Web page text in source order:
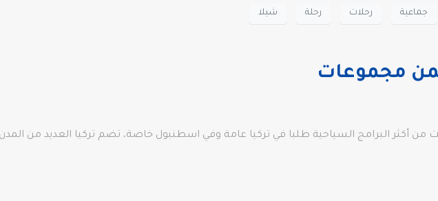
جماعية رحلات رحلة شيلا
مجموعات
البرامج السياحية طلبا في تركيا عامة وفي اسطنبول خاصة، تضم تركيا العديد من المدن